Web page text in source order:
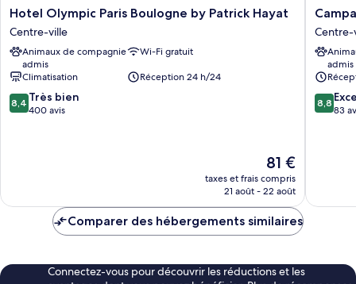
Hotel
Olympic
Paris
Boulogne
Patrick
Hayat
Centre-
Hotel Olympic Paris Boulogne by Patrick Hayat
Centre-ville
Animaux de compagnie
admis
Wi-Fi gratuit
Climatisation
Réception 24 h/24
8.4
sur
8,4 Très bien
400 avis
Le
nouveau
prix
de
81 €
taxes et frais compris
21 août - 22 août
PRIME
-
Paris
Ouest
Centre-
ville
Centre-
admis
8.8
sur
8,8
83
Comparer des hébergements similaires
Connectez-vous pour découvrir les réductions et les